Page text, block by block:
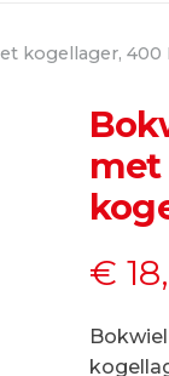
kogellager, 400
€